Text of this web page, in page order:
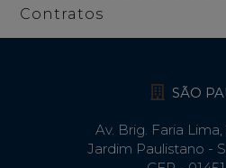
Contratos
SÃO
Av. Brig. Faria Lima,
Jardim Paulistano -